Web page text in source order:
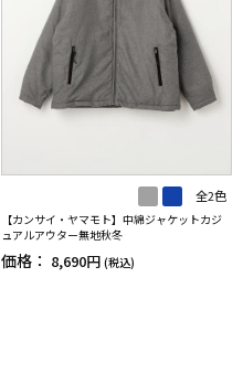
全2色
【カンサイ・ヤマモト】中綿ジャケットカジ
ュアルアウター無地秋冬
価格： 8,690円 (税込)